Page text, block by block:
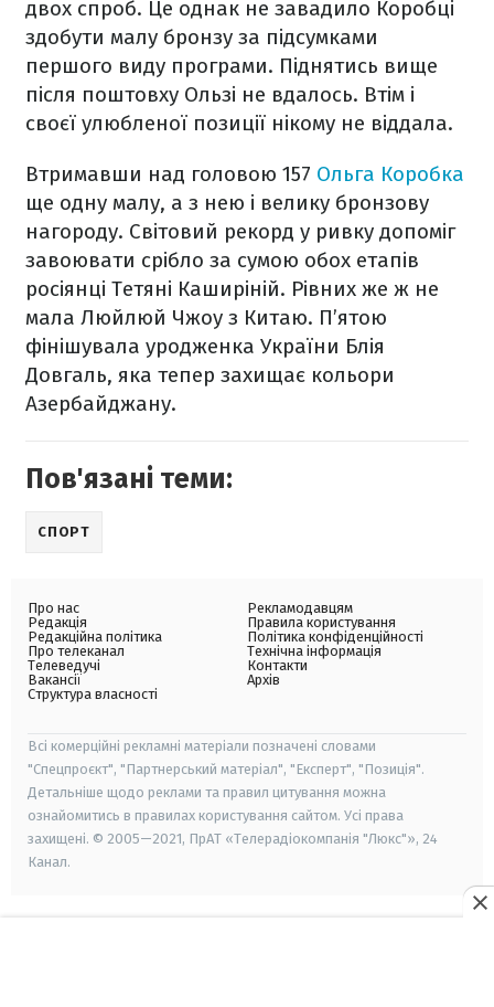
двох спроб. Це однак не завадило Коробці
здобути малу бронзу за підсумками
першого виду програми. Піднятись вище
після поштовху Ользі не вдалось. Втім і
своєї улюбленої позиції нікому не віддала.
Втримавши над головою 157 Ольга Коробка
ще одну малу, а з нею і велику бронзову
нагороду. Світовий рекорд у ривку допоміг
завоювати срібло за сумою обох етапів
росіянці Тетяні Каширіній. Рівних же ж не
мала Люйлюй Чжоу з Китаю. П’ятою
фінішувала уродженка України Блія
Довгаль, яка тепер захищає кольори
Азербайджану.
Пов'язані теми:
СПОРТ
Про нас
Редакція
Редакційна політика
Про телеканал
Телеведучі
Вакансії
Структура власності
Рекламодавцям
Правила користування
Політика конфіденційності
Технічна інформація
Контакти
Архів
Всі комерційні рекламні матеріали позначені словами
"Спецпроєкт", "Партнерський матеріал", "Експерт", "Позиція".
Детальніше щодо реклами та правил цитування можна
ознайомитись в правилах користування сайтом. Усі права
захищені. © 2005—2021, ПрАТ «Телерадіокомпанія "Люкс"», 24
Канал.